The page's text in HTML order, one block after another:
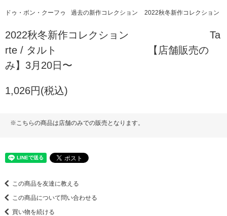
ドゥ・ボン・クーフゥ 過去の新作コレクション 2022秋冬新作コレクション
2022秋冬新作コレクション Ta
rte / タルト 【店舗販売の
み】3月20日〜
1,026円(税込)
※こちらの商品は店舗のみでの販売となります。
この商品を友達に教える
この商品について問い合わせる
買い物を続ける